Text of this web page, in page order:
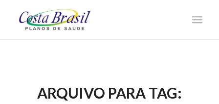
ARQUIVO PARA TAG: